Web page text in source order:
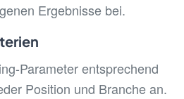
Ergebnisse bei.
Parameter entsprechend
Position und Branche an.